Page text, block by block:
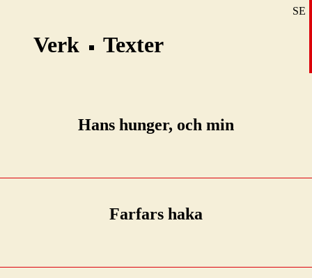
SE
Verk Texter
Hans hunger, och min
Farfars haka